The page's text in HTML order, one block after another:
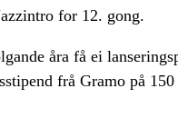
for 12. gong.
åra få ei
frå Gramo på